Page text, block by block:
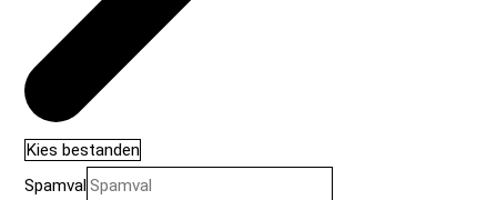
Kies bestanden
Spamval